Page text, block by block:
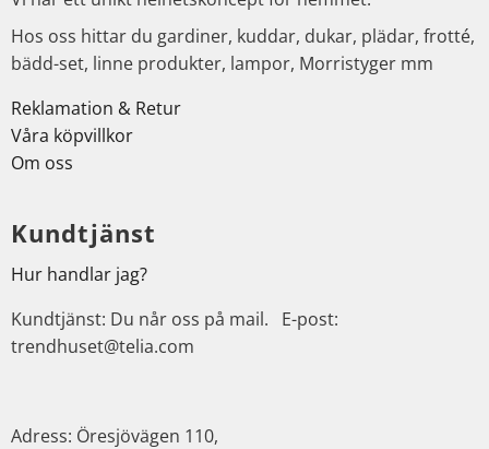
Hos oss hittar du gardiner, kuddar, dukar, plädar, frotté,
bädd-set, linne produkter, lampor, Morristyger mm
Reklamation & Retur
Våra köpvillkor
Om oss
Kundtjänst
Hur handlar jag?
Kundtjänst: Du når oss på mail. E-post:
trendhuset@telia.com
Adress: Öresjövägen 110,